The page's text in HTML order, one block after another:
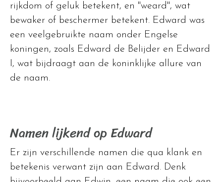
rijkdom of geluk betekent, en "weard", wat
bewaker of beschermer betekent. Edward was
een veelgebruikte naam onder Engelse
koningen, zoals Edward de Belijder en Edward
I, wat bijdraagt aan de koninklijke allure van
de naam.
Namen lijkend op Edward
Er zijn verschillende namen die qua klank en
betekenis verwant zijn aan Edward. Denk